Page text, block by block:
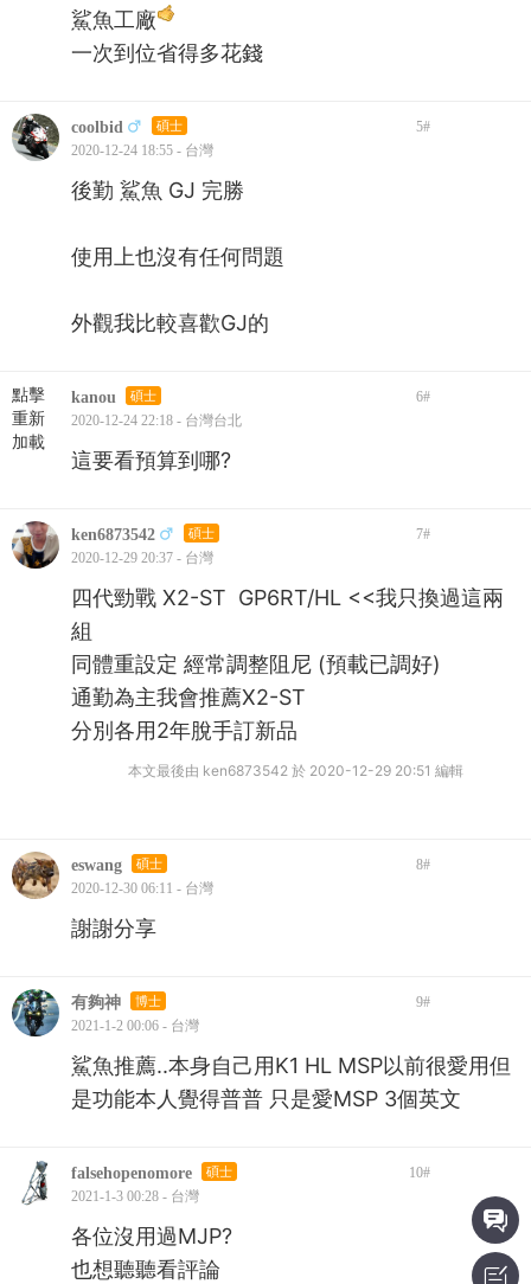
鯊魚工廠
一次到位省得多花錢
coolbid 碩士 5#
2020-12-24 18:55 - 台灣
後勤 鯊魚 GJ 完勝
使用上也沒有任何問題
外觀我比較喜歡GJ的
點擊
重新
加載
kanou 碩士 6#
2020-12-24 22:18 - 台灣台北
這要看預算到哪?
ken6873542 碩士 7#
2020-12-29 20:37 - 台灣
四代勁戰 X2-ST GP6RT/HL <<我只換過這兩
組
同體重設定 經常調整阻尼 (預載已調好)
通勤為主我會推薦X2-ST
分別各用2年脫手訂新品
本文最後由 ken6873542 於 2020-12-29 20:51 編輯
eswang 碩士 8#
2020-12-30 06:11 - 台灣
謝謝分享
有夠神 博士 9#
2021-1-2 00:06 - 台灣
鯊魚推薦..本身自己用K1 HL MSP以前很愛用但
是功能本人覺得普普 只是愛MSP 3個英文
falsehopenomore 碩士 10#
2021-1-3 00:28 - 台灣
各位沒用過MJP?
也想聽聽看評論